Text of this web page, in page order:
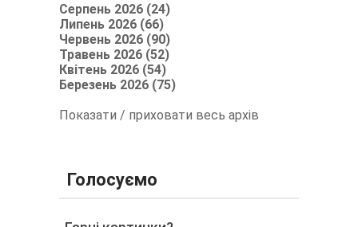
Серпень 2026 (24)
Липень 2026 (66)
Червень 2026 (90)
Травень 2026 (52)
Квітень 2026 (54)
Березень 2026 (75)
Показати / приховати весь архів
Голосуємо